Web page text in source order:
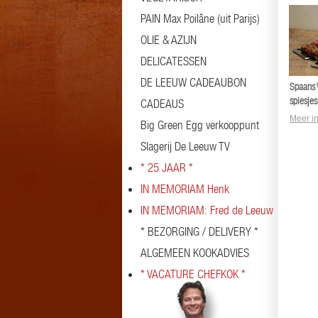
PAIN Max Poilâne (uit Parijs)
OLIE & AZIJN
DELICATESSEN
DE LEEUW CADEAUBON
CADEAUS
Big Green Egg verkooppunt
Slagerij De Leeuw TV
* 25 JAAR *
IN MEMORIAM Henk
IN MEMORIAM: Fred de Leeuw
* BEZORGING / DELIVERY *
ALGEMEEN KOOKADVIES
* VACATURE CHEFKOK *
Spaans
Meer